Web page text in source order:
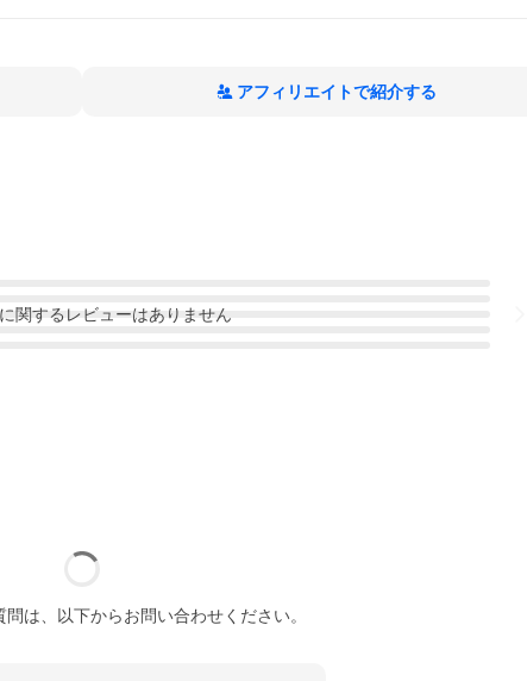
アフィリエイトで紹介する
に関するレビューはありません
問は、以下からお問い合わせください。